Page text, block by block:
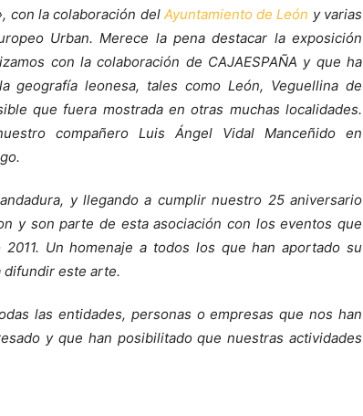
con la colaboración del Ayuntamiento de León y varias
Urban. Merece la pena destacar la exposición
con la colaboración de CAJAESPAÑA y que ha
geografía leonesa, tales como León, Veguellina de
que fuera mostrada en otras muchas localidades.
compañero Luis Ángel Vidal Manceñido en
y llegando a cumplir nuestro 25 aniversario
y son parte de esta asociación con los eventos que
Un homenaje a todos los que han aportado su
difundir este arte.
las entidades, personas o empresas que nos han
y que han posibilitado que nuestras actividades